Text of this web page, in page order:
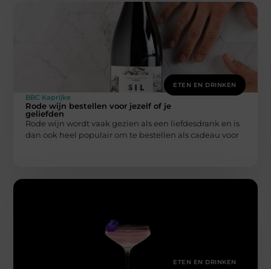
ETEN EN DRINKEN
BBC Kaprijke
Rode wijn bestellen voor jezelf of je
geliefden
Rode wijn wordt vaak gezien als een liefdesdrank en is
dan ook heel populair om te bestellen als cadeau voor
ETEN EN DRINKEN